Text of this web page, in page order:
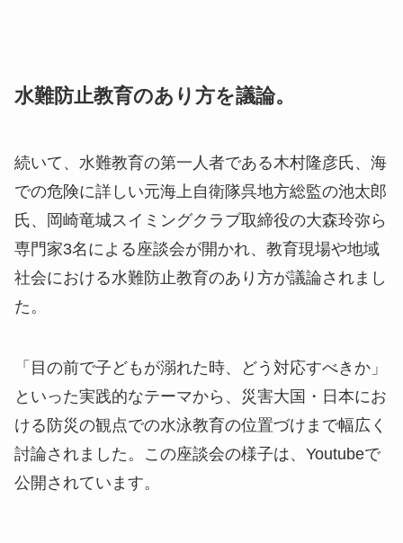
水難防止教育のあり方を議論。
続いて、水難教育の第一人者である木村隆彦氏、海
での危険に詳しい元海上自衛隊呉地方総監の池太郎
氏、岡崎竜城スイミングクラブ取締役の大森玲弥ら
専門家3名による座談会が開かれ、教育現場や地域
社会における水難防止教育のあり方が議論されまし
た。
「目の前で子どもが溺れた時、どう対応すべきか」
といった実践的なテーマから、災害大国・日本にお
ける防災の観点での水泳教育の位置づけまで幅広く
討論されました。この座談会の様子は、Youtubeで
公開されています。